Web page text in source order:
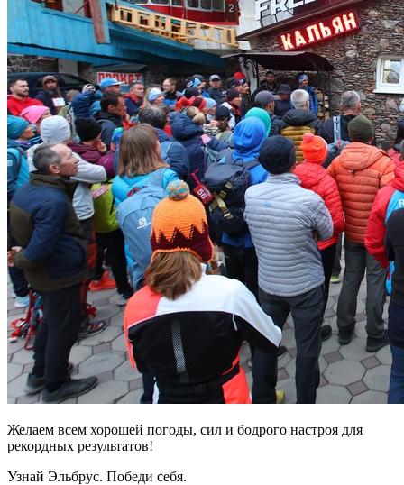
Желаем всем хорошей погоды, сил и бодрого настроя для
рекордных результатов!
Узнай Эльбрус. Победи себя.